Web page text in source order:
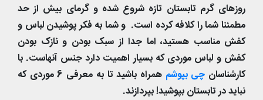
روزهای گرم تابستان تازه شروع شده و گرمای بیش از حد
مطمئنا شما را کلافه کرده است. و شما به فکر پوشیدن لباس و
کفش مناسب هستید، اما جدا از سبک بودن و نازک بودن
کفش و لباس موردی که بسیار اهمیت دارد جنس آنهاست. با
کارشناسان چی بپوشم
همراه باشید تا به معرفی 6 موردی که
نباید در تابستان بپوشید! بپردازند.